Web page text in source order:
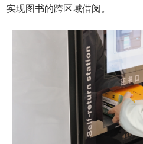
实现图书的跨区域借阅。